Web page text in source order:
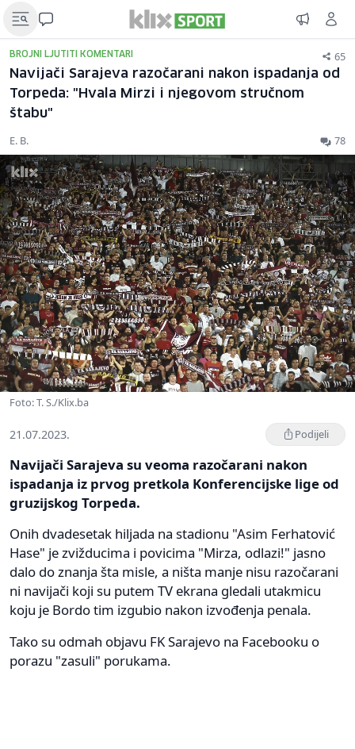
BROJNI LJUTITI KOMENTARI 65
Navijači Sarajeva razočarani nakon ispadanja od
Torpeda: "Hvala Mirzi i njegovom stručnom
štabu"
E. B. 78
Foto: T. S./Klix.ba
21.07.2023. Podijeli
Navijači Sarajeva su veoma razočarani nakon
ispadanja iz prvog pretkola Konferencijske lige od
gruzijskog Torpeda.
Onih dvadesetak hiljada na stadionu "Asim Ferhatović
Hase" je zvižducima i povicima "Mirza, odlazi!" jasno
dalo do znanja šta misle, a ništa manje nisu razočarani
ni navijači koji su putem TV ekrana gledali utakmicu
koju je Bordo tim izgubio nakon izvođenja penala.
Tako su odmah objavu FK Sarajevo na Facebooku o
porazu "zasuli" porukama.